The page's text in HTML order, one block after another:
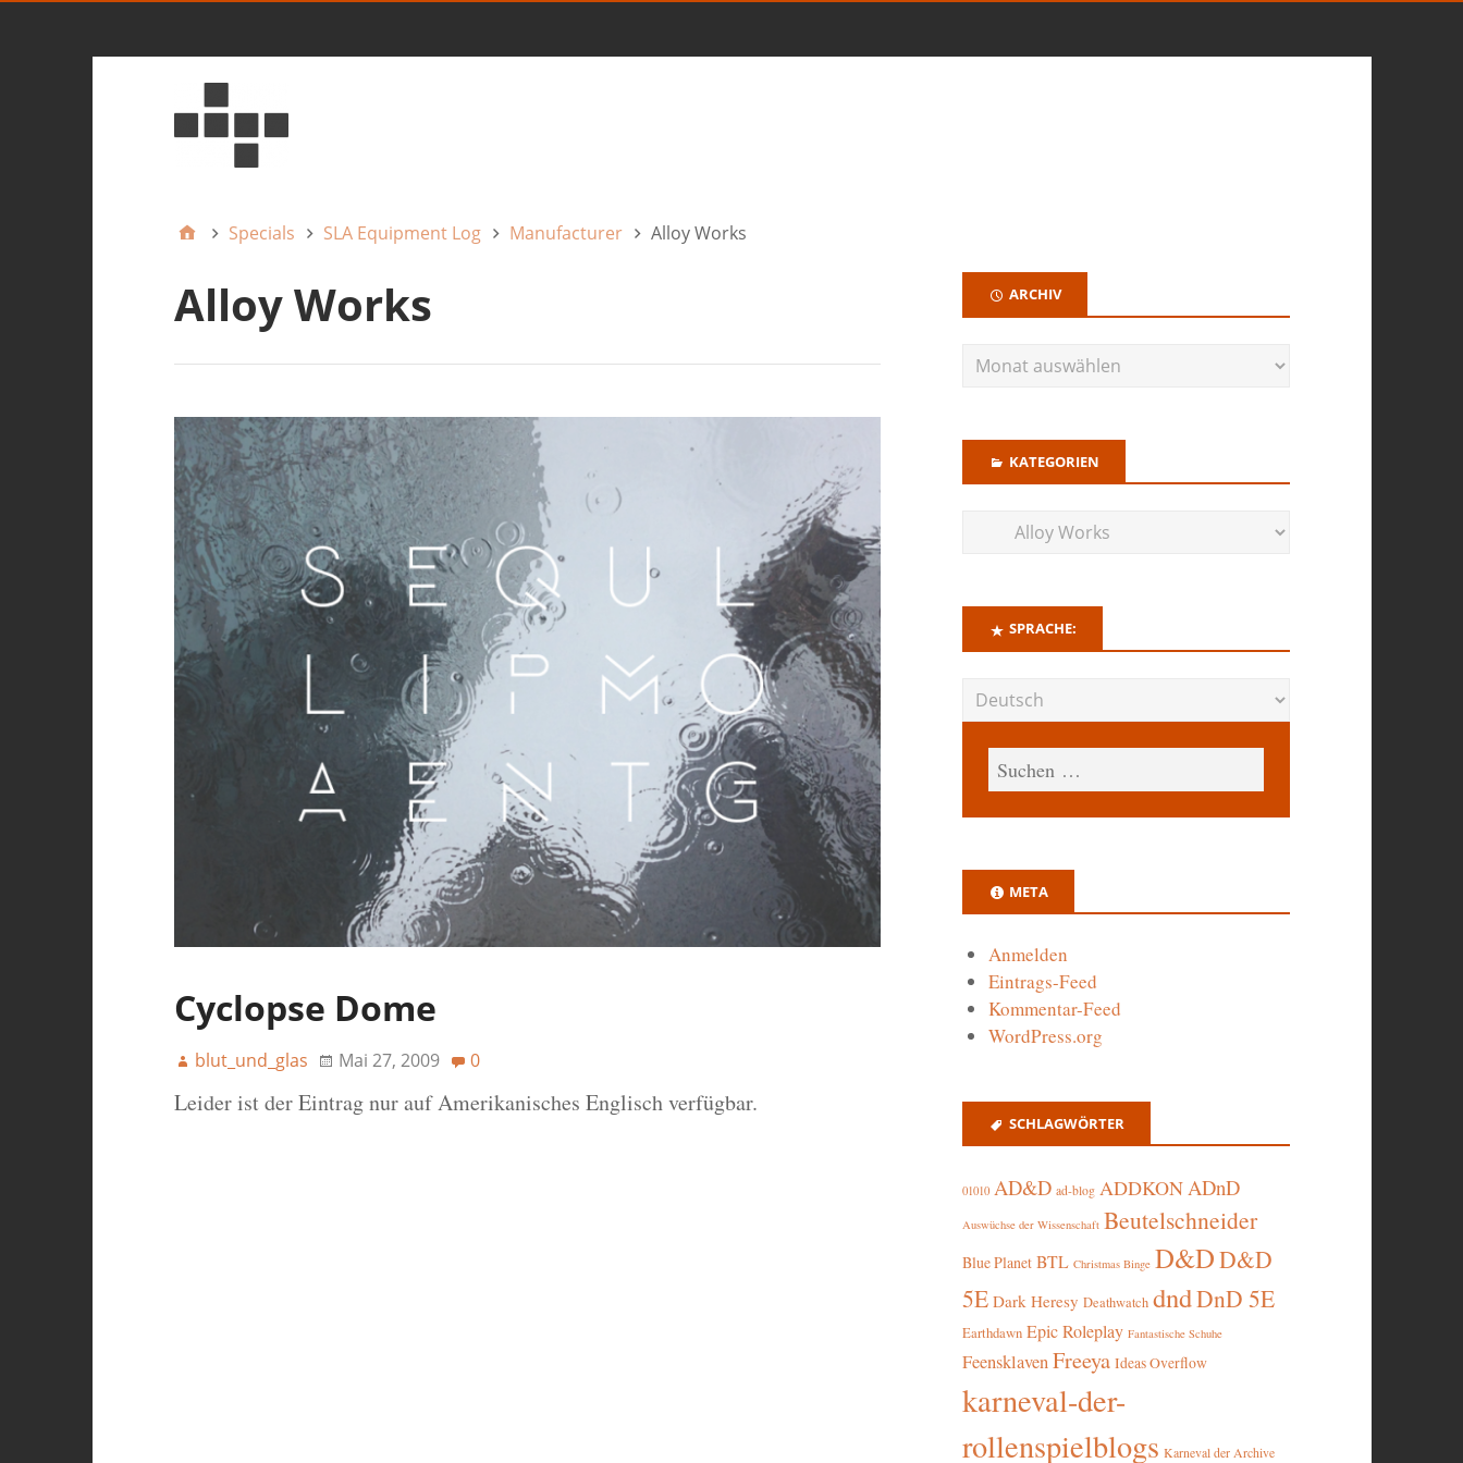
Specials SLA Equipment Log Manufacturer Alloy Works
Alloy Works
Cyclopse Dome
blut_und_glas Mai 27, 2009 0
Leider ist der Eintrag nur auf Amerikanisches Englisch verfügbar.
ARCHIV
KATEGORIEN
SPRACHE:
META
Anmelden
Eintrags-Feed
Kommentar-Feed
WordPress.org
SCHLAGWÖRTER
01010 AD&D ad-blog ADDKONADnD
Auswüchse der Wissenschaft Beutelschneider
Blue Planet BTL Christmas Binge D&DD&D
5E Dark Heresy Deathwatch dndDnD 5E
Earthdawn Epic Roleplay Fantastische Schuhe
Feensklaven Freeya Ideas Overflow
karneval-der-
rollenspielblogs Karneval der Archive